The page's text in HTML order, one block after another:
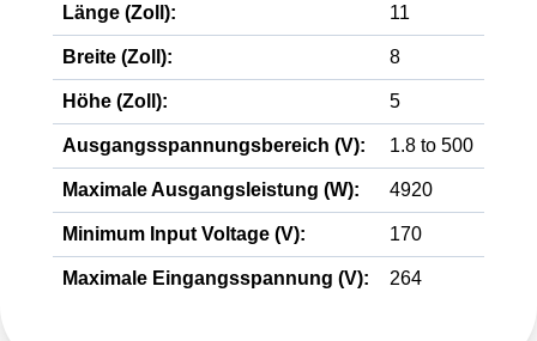
Länge (Zoll): 11
Breite (Zoll): 8
Höhe (Zoll): 5
Ausgangsspannungsbereich (V): 1.8 to 500
Maximale Ausgangsleistung (W): 4920
Minimum Input Voltage (V): 170
Maximale Eingangsspannung (V): 264